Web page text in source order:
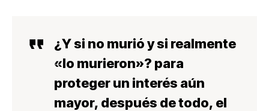
¿Y si no murió y si realmente
«lo murieron»? para
proteger un interés aún
mayor, después de todo, el